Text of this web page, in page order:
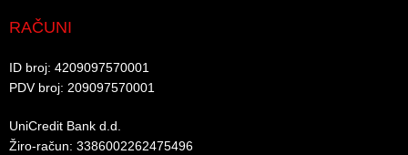
RAČUNI
ID broj: 4209097570001​
PDV broj: 209097570001 ​
UniCredit Bank d.d.​
Žiro-račun: 3386002262475496​​